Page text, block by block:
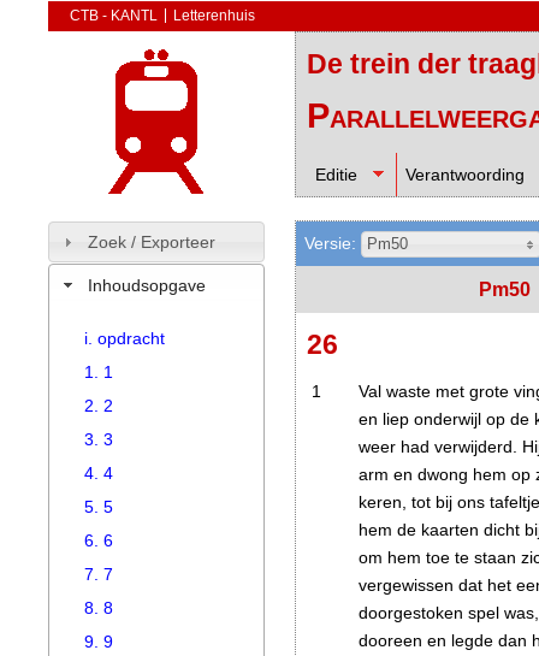
CTB - KANTL Letterenhuis
De trein der
Editie Verantwoording
Versie: Pm50
Pm50
26
1 Val waste met grote
en liep onderwijl op de
weer had verwijderd.
arm en dwong hem op
keren, tot bij ons
hem de kaarten dicht
om hem toe te staan
vergewissen dat het
doorgestoken spel
dooreen en legde dan
Zoek / Exporteer
Inhoudsopgave
i. opdracht
1. 1
2. 2
3. 3
4. 4
5. 5
6. 6
7. 7
8. 8
9. 9